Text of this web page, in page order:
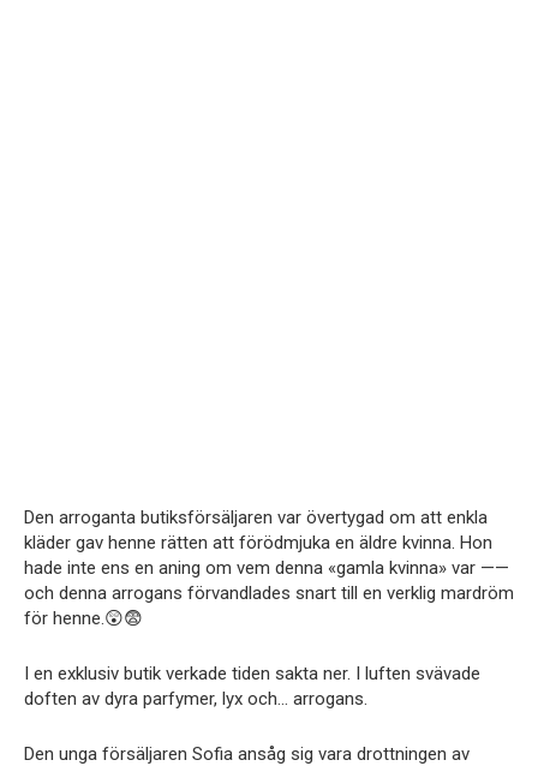
Den arroganta butiksförsäljaren var övertygad om att enkla
kläder gav henne rätten att förödmjuka en äldre kvinna. Hon
hade inte ens en aning om vem denna «gamla kvinna» var ——
och denna arrogans förvandlades snart till en verklig mardröm
för henne.😲😨
I en exklusiv butik verkade tiden sakta ner. I luften svävade
doften av dyra parfymer, lyx och… arrogans.
Den unga försäljaren Sofia ansåg sig vara drottningen av